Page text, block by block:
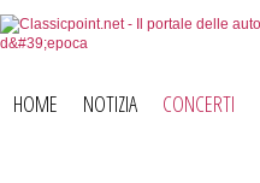
HOME NOTIZIA CONCERTI